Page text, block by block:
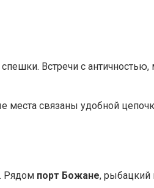
Встречи с античностью,
места связаны удобной
Рядом порт Божане, рыбацкий